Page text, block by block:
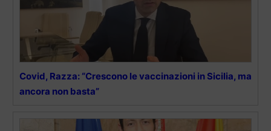
Covid, Razza: “Crescono le vaccinazioni in Sicilia, ma
ancora non basta”